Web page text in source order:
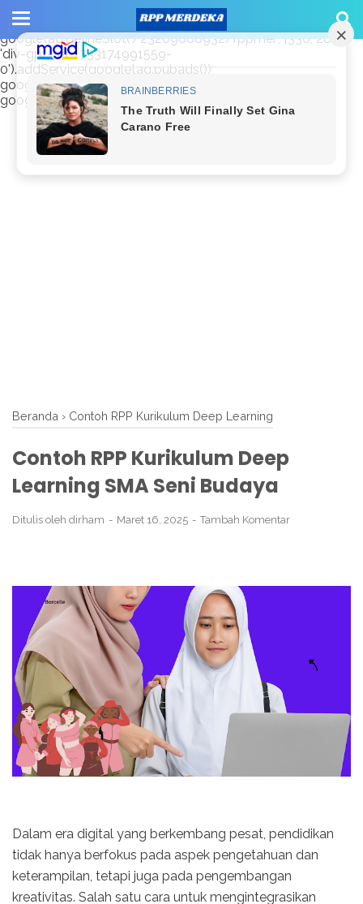
window.googletag = window.googletag || {cmd: []};
googletag.cmd.push(function() {
googletag.defineSlot('/23209888932/rppmer', [336, 280],
'div-gpt-ad-1733174991559-
0').addService(googletag.pubads());
googletag.pubads().enableSingleRequest();
googletag.enableServices(); });
Beranda › Contoh RPP Kurikulum Deep Learning
Contoh RPP Kurikulum Deep
Learning SMA Seni Budaya
Ditulis oleh dirham Maret 16, 2025 Tambah Komentar
Dalam era digital yang berkembang pesat, pendidikan
tidak hanya berfokus pada aspek pengetahuan dan
keterampilan, tetapi juga pada pengembangan
kreativitas. Salah satu cara untuk mengintegrasikan